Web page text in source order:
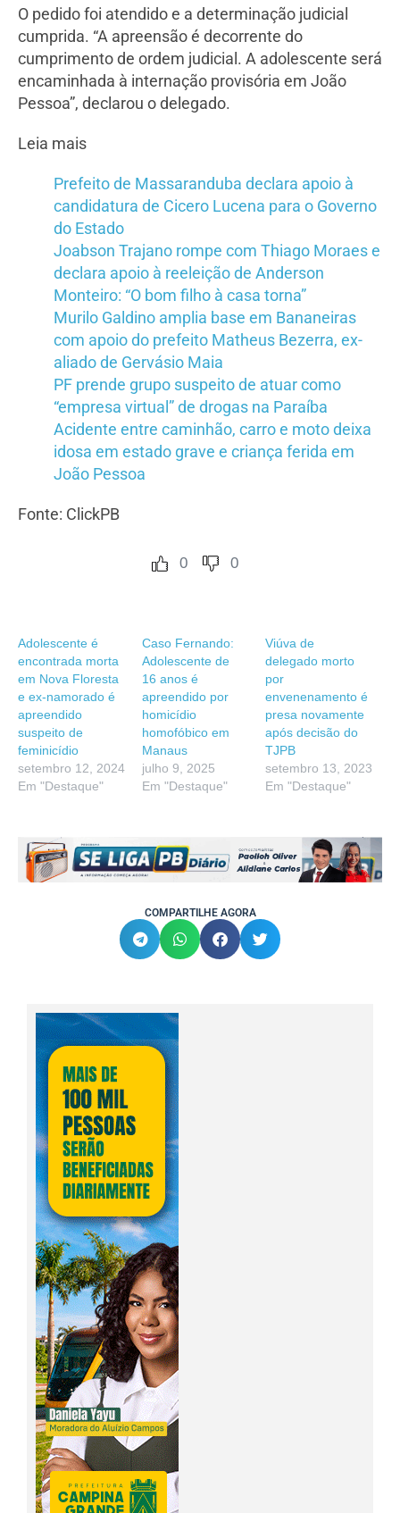
O pedido foi atendido e a determinação judicial
cumprida. “A apreensão é decorrente do
cumprimento de ordem judicial. A adolescente será
encaminhada à internação provisória em João
Pessoa”, declarou o delegado.
Leia mais
Prefeito de Massaranduba declara apoio à
candidatura de Cicero Lucena para o Governo
do Estado
Joabson Trajano rompe com Thiago Moraes e
declara apoio à reeleição de Anderson
Monteiro: “O bom filho à casa torna”
Murilo Galdino amplia base em Bananeiras
com apoio do prefeito Matheus Bezerra, ex-
aliado de Gervásio Maia
PF prende grupo suspeito de atuar como
“empresa virtual” de drogas na Paraíba
Acidente entre caminhão, carro e moto deixa
idosa em estado grave e criança ferida em
João Pessoa
Fonte: ClickPB
0 0
Adolescente é
encontrada morta
em Nova Floresta
e ex-namorado é
apreendido
suspeito de
feminicídio
setembro 12, 2024
Em "Destaque"
Caso Fernando:
Adolescente de
16 anos é
apreendido por
homicídio
homofóbico em
Manaus
julho 9, 2025
Em "Destaque"
Viúva de
delegado morto
por
envenenamento é
presa novamente
após decisão do
TJPB
setembro 13, 2023
Em "Destaque"
COMPARTILHE AGORA